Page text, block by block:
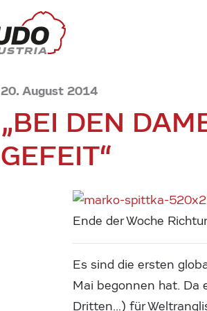
20. August 2014
„BEI DEN
GEFEIT“
Ende der Woche
Es sind die ersten
Mai begonnen hat. Da
Dritten…) für